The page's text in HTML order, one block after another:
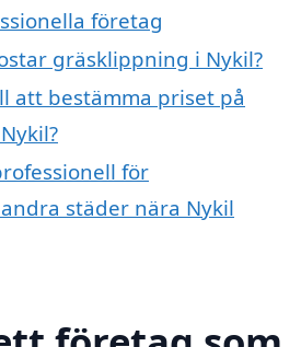
företag
gräsklippning i Nykil?
att bestämma priset på
för
städer nära Nykil